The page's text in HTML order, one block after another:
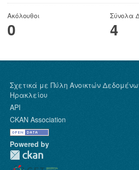
Ακόλουθοι
0
Σύνολα
4
Σχετικά με Πύλη Ανοικτών
Ηρακλείου
API
CKAN Association
Powered by